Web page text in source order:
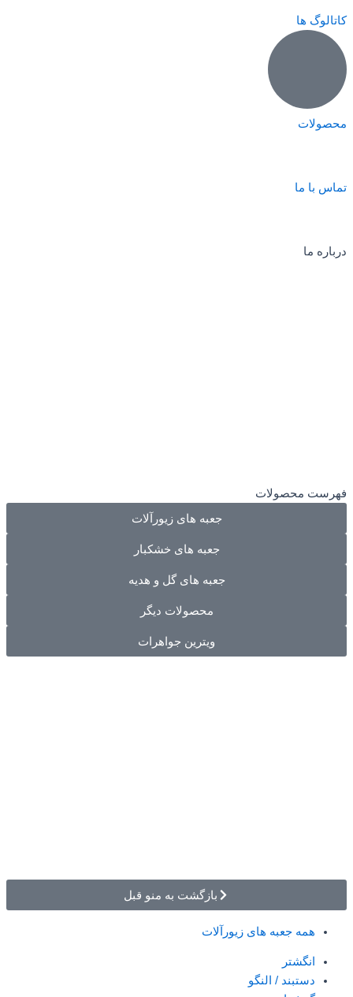
کاتالوگ ها
محصولات
تماس با ما
درباره ما
فهرست محصولات
جعبه های زیورآلات
جعبه های خشکبار
جعبه های گل و هدیه
محصولات دیگر
ویترین جواهرات
بازگشت به منو قبل
همه جعبه های زیورآلات
انگشتر
دستبند / النگو